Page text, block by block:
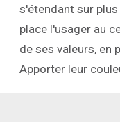
s'étendant sur
place l'usager au
de ses valeurs, en
Apporter leur